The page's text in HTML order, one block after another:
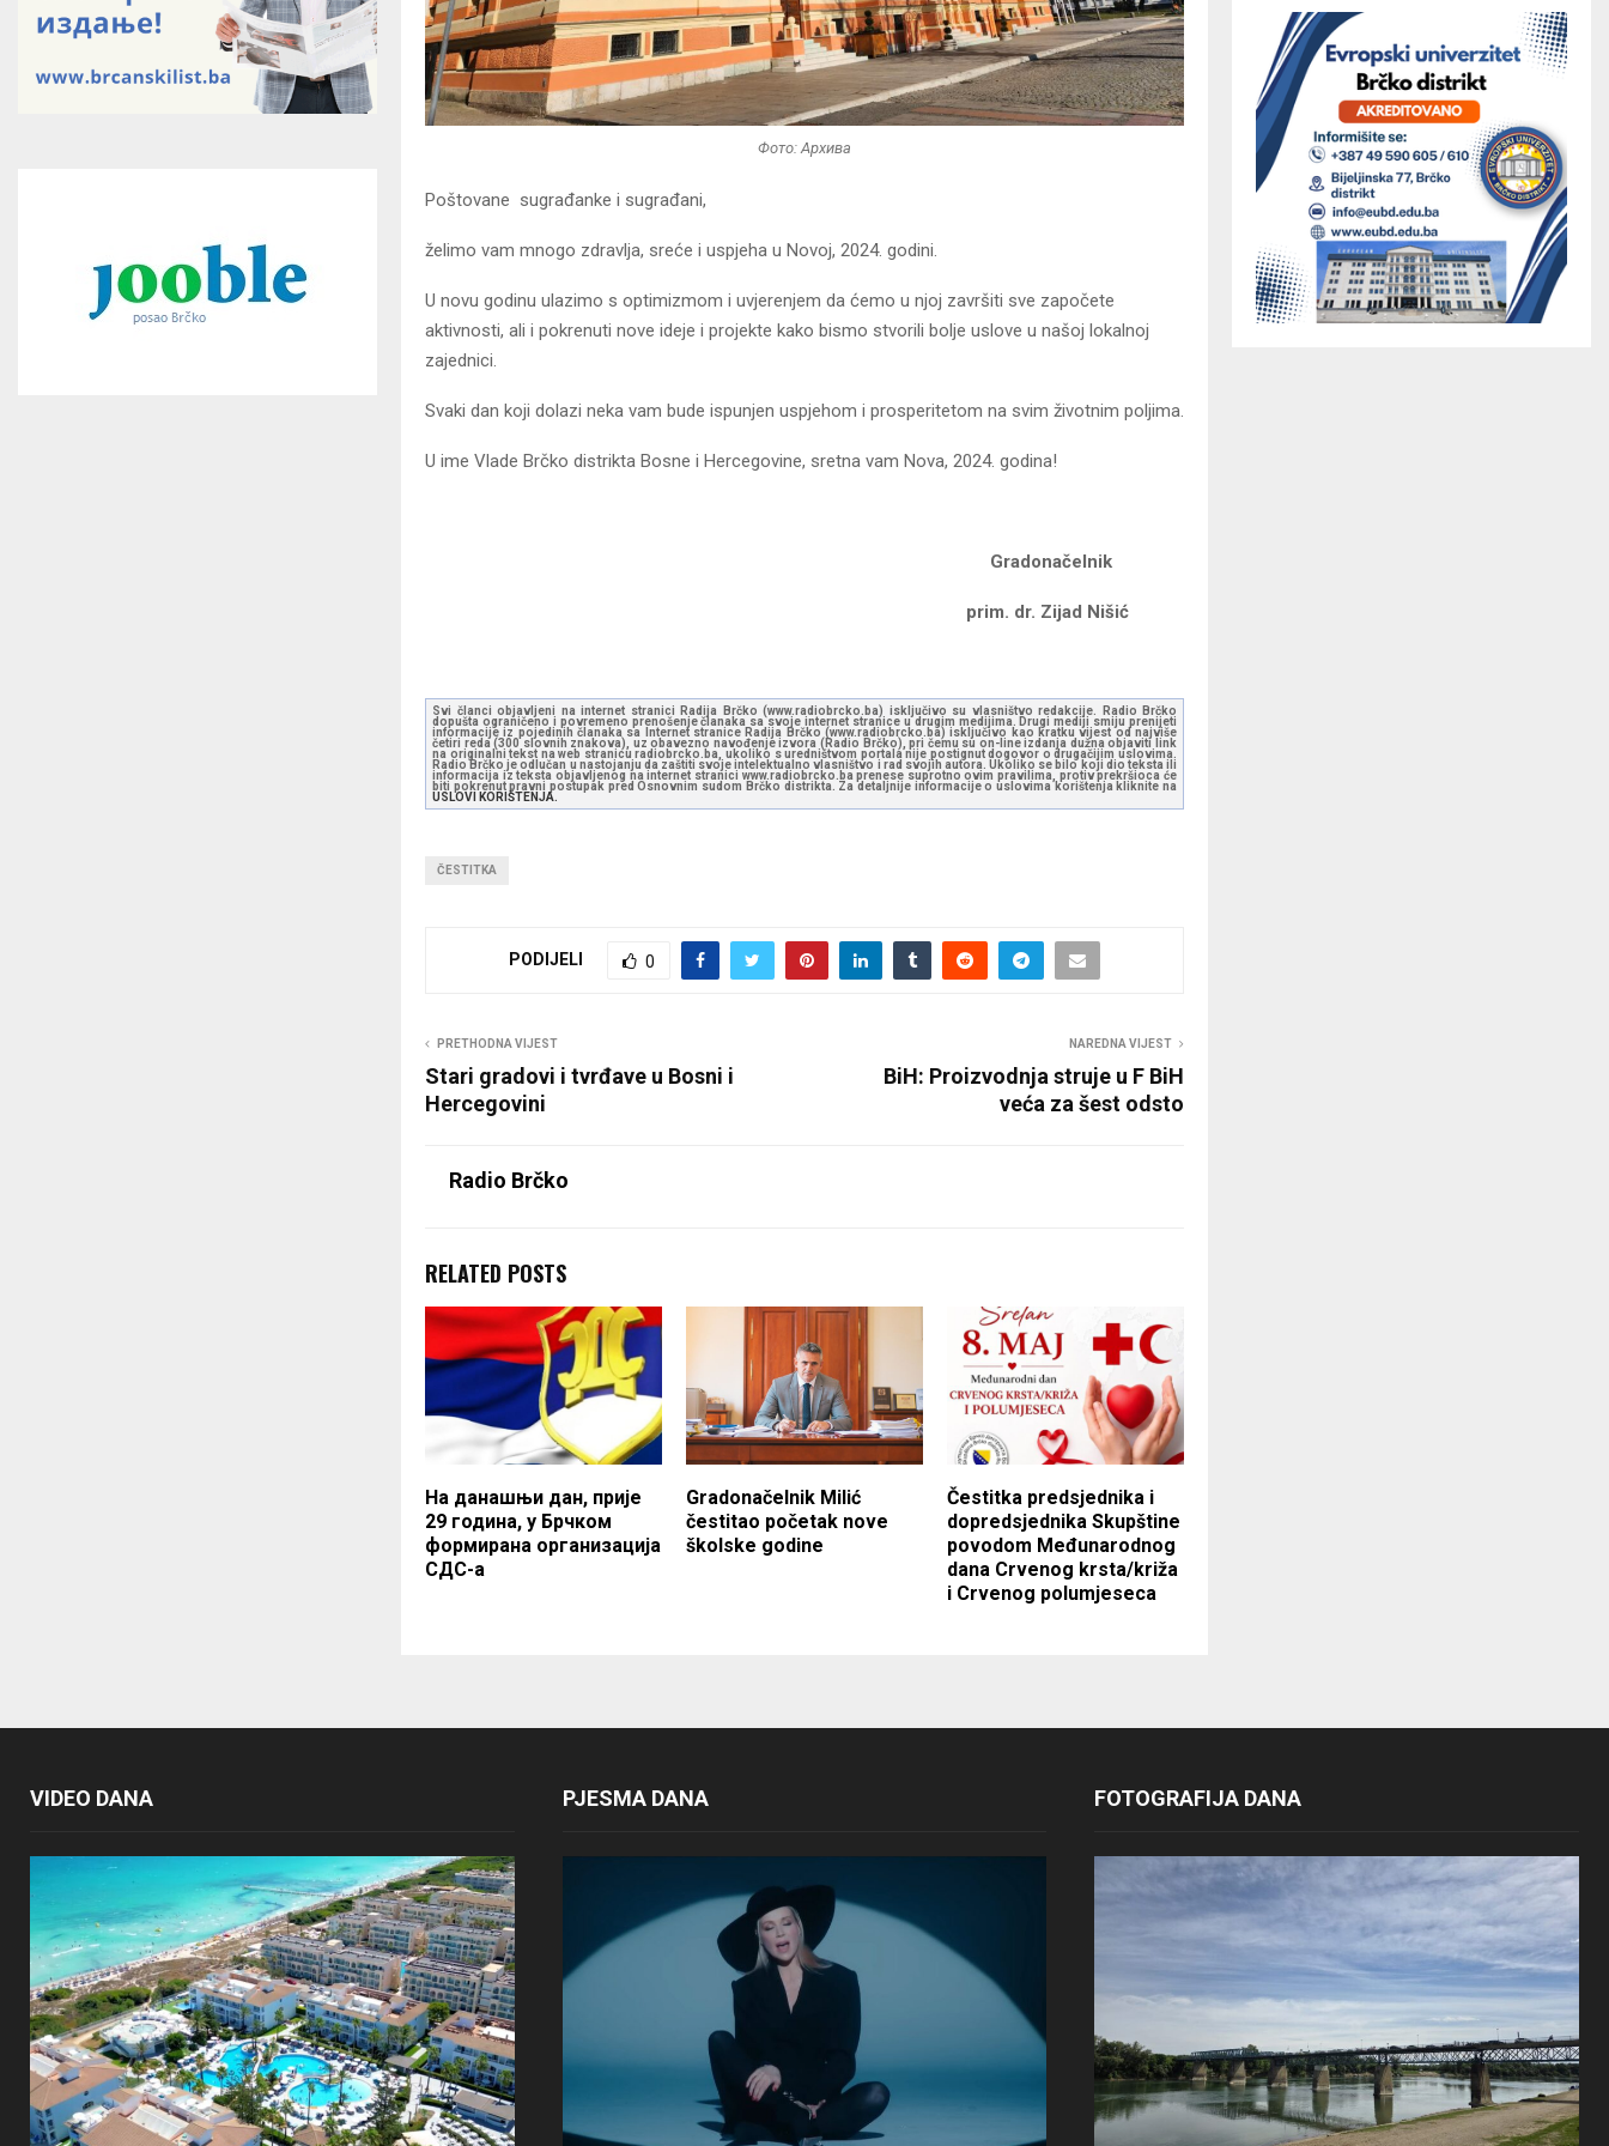
Фото: Архива
Poštovane sugrađanke i sugrađani,
želimo vam mnogo zdravlja, sreće i uspjeha u Novoj, 2024. godini.
U novu godinu ulazimo s optimizmom i uvjerenjem da ćemo u njoj završiti sve započete
aktivnosti, ali i pokrenuti nove ideje i projekte kako bismo stvorili bolje uslove u našoj lokalnoj
zajednici.
Svaki dan koji dolazi neka vam bude ispunjen uspjehom i prosperitetom na svim životnim poljima.
U ime Vlade Brčko distrikta Bosne i Hercegovine, sretna vam Nova, 2024. godina!
Gradonačelnik
prim. dr. Zijad Nišić
Svi članci objavljeni na internet stranici Radija Brčko (www.radiobrcko.ba) isključivo su vlasništvo redakcije. Radio Brčko
dopušta ograničeno i povremeno prenošenje članaka sa svoje internet stranice u drugim medijima. Drugi mediji smiju prenijeti
informacije iz pojedinih članaka sa Internet stranice Radija Brčko (www.radiobrcko.ba) isključivo kao kratku vijest od najviše
četiri reda (300 slovnih znakova), uz obavezno navođenje izvora (Radio Brčko), pri čemu su on-line izdanja dužna objaviti link
na originalni tekst na web stranicu radiobrcko.ba, ukoliko s uredništvom portala nije postignut dogovor o drugačijim uslovima.
Radio Brčko je odlučan u nastojanju da zaštiti svoje intelektualno vlasništvo i rad svojih autora. Ukoliko se bilo koji dio teksta ili
informacija iz teksta objavljenog na internet stranici www.radiobrcko.ba prenese suprotno ovim pravilima, protiv prekršioca će
biti pokrenut pravni postupak pred Osnovnim sudom Brčko distrikta. Za detaljnije informacije o uslovima korištenja kliknite na
USLOVI KORIŠTENJA.
ČESTITKA
PODIJELI 0
PRETHODNA VIJEST
Stari gradovi i tvrđave u Bosni i
Hercegovini
NAREDNA VIJEST
BiH: Proizvodnja struje u F BiH
veća za šest odsto
Radio Brčko
RELATED POSTS
На данашњи дан, прије
29 година, у Брчком
формирана организација
СДС-а
Gradonačelnik Milić
čestitao početak nove
školske godine
Čestitka predsjednika i
dopredsjednika Skupštine
povodom Međunarodnog
dana Crvenog krsta/križa
i Crvenog polumjeseca
VIDEO DANA PJESMA DANA FOTOGRAFIJA DANA